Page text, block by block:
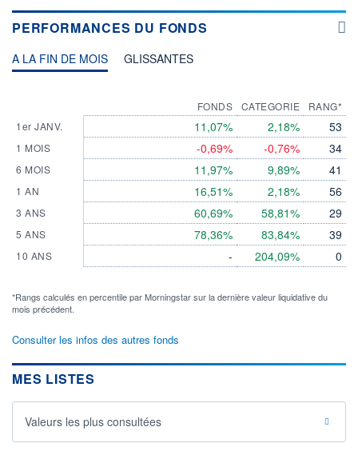
PERFORMANCES DU FONDS
A LA FIN DE MOIS GLISSANTES
1er JANV.
1 MOIS
6 MOIS
1 AN
3 ANS
5 ANS
10 ANS
FONDS
11,07%
-0,69%
11,97%
16,51%
60,69%
78,36%
-
CATEGORIE
2,18%
-0,76%
9,89%
2,18%
58,81%
83,84%
204,09%
RANG*
53
34
41
56
29
39
0
*Rangs calculés en percentile par Morningstar sur la dernière valeur liquidative du
mois précédent.
Consulter les infos des autres fonds
MES LISTES
Valeurs les plus consultées